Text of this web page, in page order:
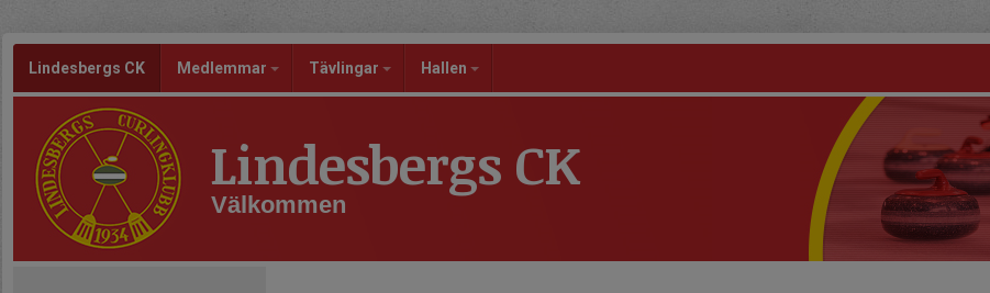
Lindesbergs CK Medlemmar Tävlingar Hallen
Lindesbergs CK
Välkommen